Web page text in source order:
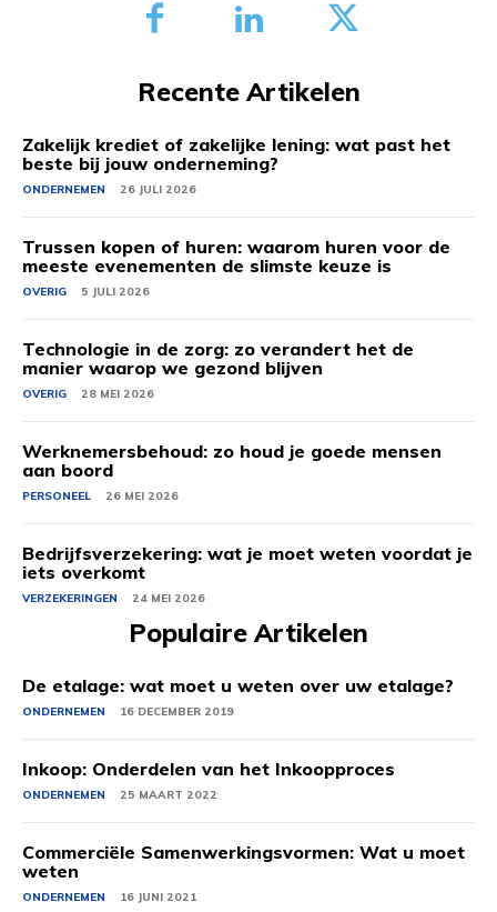
Recente Artikelen
Zakelijk krediet of zakelijke lening: wat past het
beste bij jouw onderneming?
ONDERNEMEN 26 JULI 2026
Trussen kopen of huren: waarom huren voor de
meeste evenementen de slimste keuze is
OVERIG 5 JULI 2026
Technologie in de zorg: zo verandert het de
manier waarop we gezond blijven
OVERIG 28 MEI 2026
Werknemersbehoud: zo houd je goede mensen
aan boord
PERSONEEL 26 MEI 2026
Bedrijfsverzekering: wat je moet weten voordat je
iets overkomt
VERZEKERINGEN 24 MEI 2026
Populaire Artikelen
De etalage: wat moet u weten over uw etalage?
ONDERNEMEN 16 DECEMBER 2019
Inkoop: Onderdelen van het Inkoopproces
ONDERNEMEN 25 MAART 2022
Commerciële Samenwerkingsvormen: Wat u moet
weten
ONDERNEMEN 16 JUNI 2021